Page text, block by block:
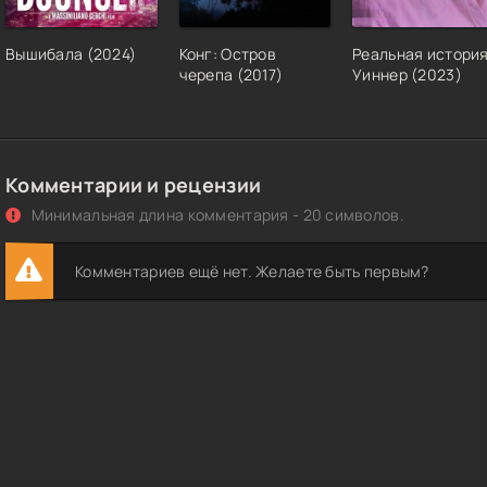
Вышибала (2024)
Конг: Остров
черепа (2017)
Реальная история
Уиннер (2023)
Комментарии и рецензии
Минимальная длина комментария - 20 символов.
Комментариев ещё нет. Желаете быть первым?